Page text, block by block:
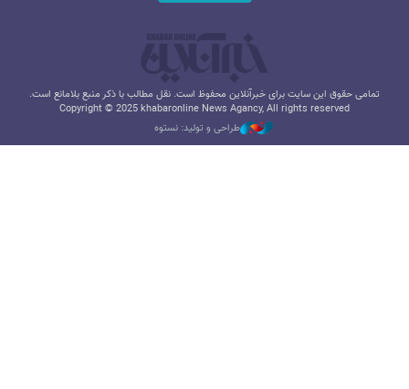
تمامی حقوق این سایت برای خبرآنلاین محفوظ است. نقل مطالب با ذکر منبع بلامانع است.
Copyright © 2025 khabaronline News Agancy, All rights reserved
طراحی و تولید: نستوه